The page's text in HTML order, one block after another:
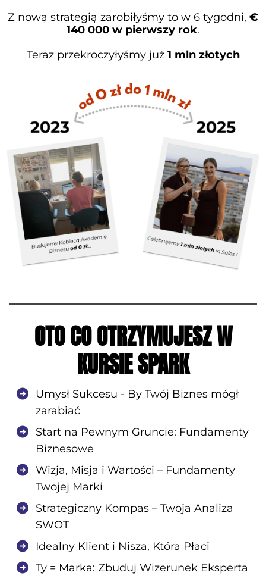
Z nową strategią zarobiłyśmy to w 6 tygodni, €
140 000 w pierwszy rok.
Teraz przekroczyłyśmy już 1 mln złotych
OTO CO OTRZYMUJESZ W
KURSIE SPARK
Umysł Sukcesu - By Twój Biznes mógł
zarabiać
Start na Pewnym Gruncie: Fundamenty
Biznesowe
Wizja, Misja i Wartości – Fundamenty
Twojej Marki
Strategiczny Kompas – Twoja Analiza
SWOT
Idealny Klient i Nisza, Która Płaci
Ty = Marka: Zbuduj Wizerunek Eksperta